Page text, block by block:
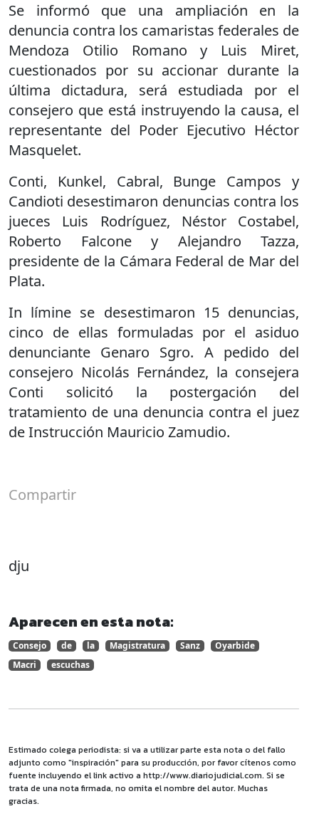
Se informó que una ampliación en la
denuncia contra los camaristas federales de
Mendoza Otilio Romano y Luis Miret,
cuestionados por su accionar durante la
última dictadura, será estudiada por el
consejero que está instruyendo la causa, el
representante del Poder Ejecutivo Héctor
Masquelet.
Conti, Kunkel, Cabral, Bunge Campos y
Candioti desestimaron denuncias contra los
jueces Luis Rodríguez, Néstor Costabel,
Roberto Falcone y Alejandro Tazza,
presidente de la Cámara Federal de Mar del
Plata.
In límine se desestimaron 15 denuncias,
cinco de ellas formuladas por el asiduo
denunciante Genaro Sgro. A pedido del
consejero Nicolás Fernández, la consejera
Conti solicitó la postergación del
tratamiento de una denuncia contra el juez
de Instrucción Mauricio Zamudio.
Compartir
dju
Aparecen en esta nota:
Consejo de la Magistratura Sanz
Oyarbide
Macri
escuchas
Estimado colega periodista: si va a utilizar parte esta nota o del fallo
adjunto como "inspiración" para su producción, por favor cítenos como
fuente incluyendo el link activo a http://www.diariojudicial.com. Si se
trata de una nota firmada, no omita el nombre del autor. Muchas
gracias.